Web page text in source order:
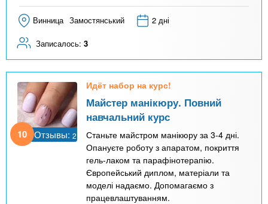
Винница Замостянський 2 дні
Записалось: 3
10 Отзывы: 2
Идёт набор на курс!
Майстер манікюру. Повний
навчальний курс
Станьте майстром манікюру за 3-4 дні.
Опануєте роботу з апаратом, покриття
гель-лаком та парафінотерапію.
Європейський диплом, матеріали та
моделі надаємо. Допомагаємо з
працевлаштуванням.